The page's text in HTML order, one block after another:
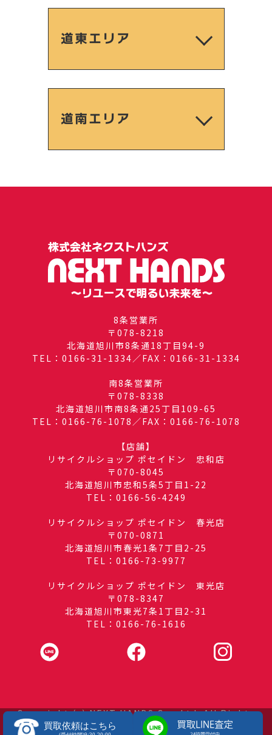
道東エリア
道南エリア
8条営業所
〒078-8218
北海道旭川市8条通18丁目94-9
TEL：0166-31-1334／FAX：0166-31-1334
南8条営業所
〒078-8338
北海道旭川市南8条通25丁目109-65
TEL：0166-76-1078／FAX：0166-76-1078
【店舗】
リサイクルショップ ポセイドン 忠和店
〒070-8045
北海道旭川市忠和5条5丁目1-22
TEL：0166-56-4249
リサイクルショップ ポセイドン 春光店
〒070-0871
北海道旭川市春光1条7丁目2-25
TEL：0166-73-9977
リサイクルショップ ポセイドン 東光店
〒078-8347
北海道旭川市東光7条1丁目2-31
TEL：0166-76-1616
Copyright (c) NEXT HANDS Co., Ltd. All Rights
Reserved.